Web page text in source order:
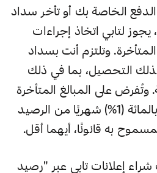
الخاصة بك أو تأخر سداد
لتابي اتخاذ إجراءات
وتلتزم أنت بسداد
التحصيل، بما في ذلك
وتُفرض على المبالغ المتأخرة
رسوم تأخير بنسبة واحد بالمائة (1%) شهريًا من الرصيد
به قانونًا، أيهما أقل.
شراء إعلانات تابي عبر "رصيد